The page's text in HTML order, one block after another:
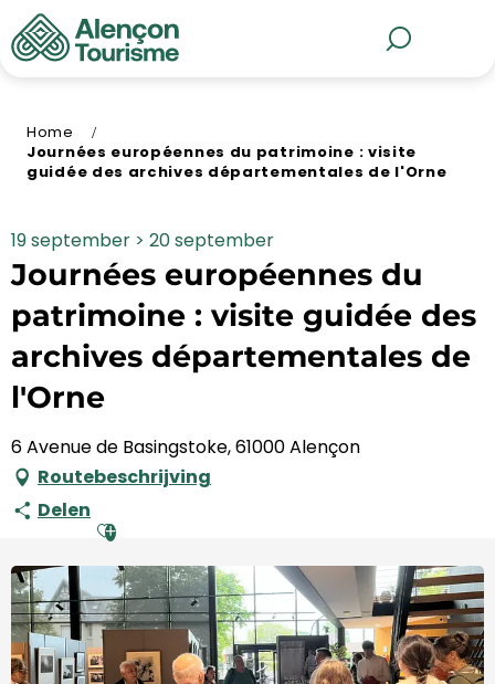
Aller
au
contenu
Home
Journées européennes du patrimoine : visite
guidée des archives départementales de l'Orne
19 september > 20 september
Journées européennes du
patrimoine : visite guidée des
archives départementales de
l'Orne
6 Avenue de Basingstoke, 61000 Alençon
Routebeschrijving
Delen Ajouter aux favoris